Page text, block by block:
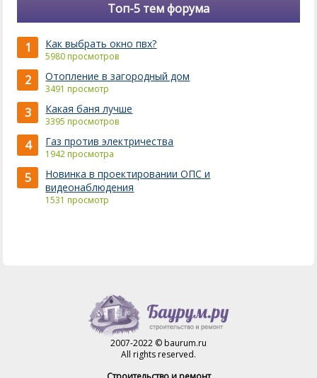
Топ-5 тем форума
1 Как выбрать окно пвх?
5980 просмотров
2 Отопление в загородный дом
3491 просмотр
3 Какая баня лучше
3395 просмотров
4 Газ против электричества
1942 просмотра
5
Новинка в проектировании ОПС и
видеонаблюдения
1531 просмотр
2007-2022 © baurum.ru
All rights reserved.